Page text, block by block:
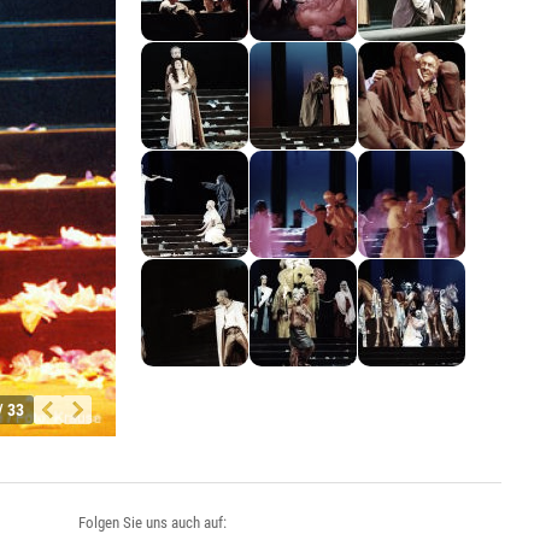
33
Folgen Sie uns auch auf: